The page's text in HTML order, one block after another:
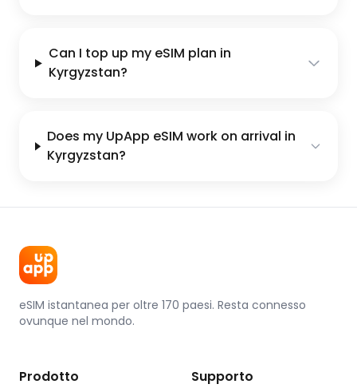
Can I top up my eSIM plan in
Kyrgyzstan?
Does my UpApp eSIM work on arrival in
Kyrgyzstan?
eSIM istantanea per oltre 170 paesi. Resta connesso
ovunque nel mondo.
Prodotto Supporto